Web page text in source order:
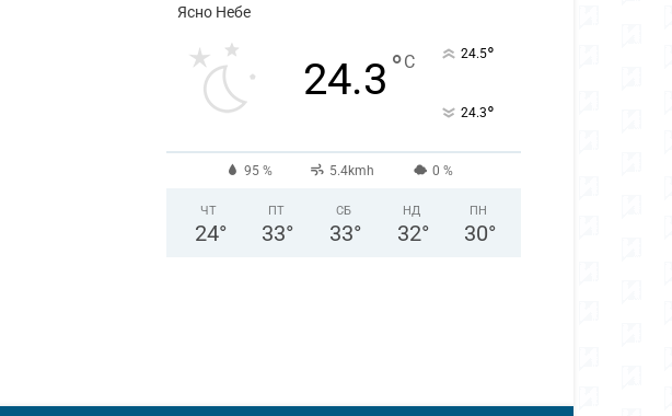
Ясно Небе
24.3 °C 24.5°
24.3°
95 % 5.4kmh 0 %
ЧТ
24°
ПТ
33°
СБ
33°
НД
32°
ПН
30°